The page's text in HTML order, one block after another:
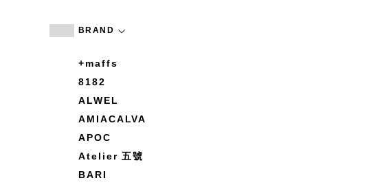
BRAND
+maffs
8182
ALWEL
AMIACALVA
APOC
Atelier 五號
BARI